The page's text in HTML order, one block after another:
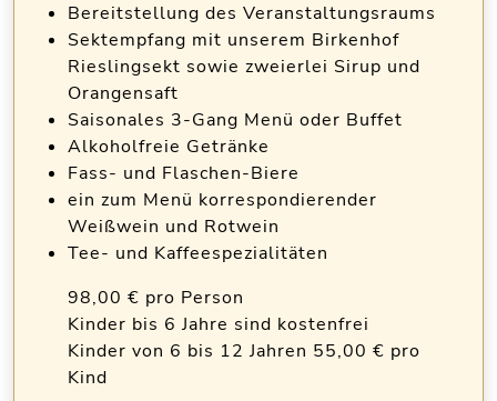
Bereitstellung des Veranstaltungsraums
Sektempfang mit unserem Birkenhof
Rieslingsekt sowie zweierlei Sirup und
Orangensaft
Saisonales 3-Gang Menü oder Buffet
Alkoholfreie Getränke
Fass- und Flaschen-Biere
ein zum Menü korrespondierender
Weißwein und Rotwein
Tee- und Kaffeespezialitäten
98,00 € pro Person
Kinder bis 6 Jahre sind kostenfrei
Kinder von 6 bis 12 Jahren 55,00 € pro
Kind